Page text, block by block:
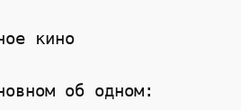
кино
об одном: